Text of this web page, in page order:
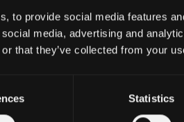
to provide social media features
media, advertising and
that they’ve collected from your
Statistics
Anthrazit
Beige
Braun
Tonfliesen